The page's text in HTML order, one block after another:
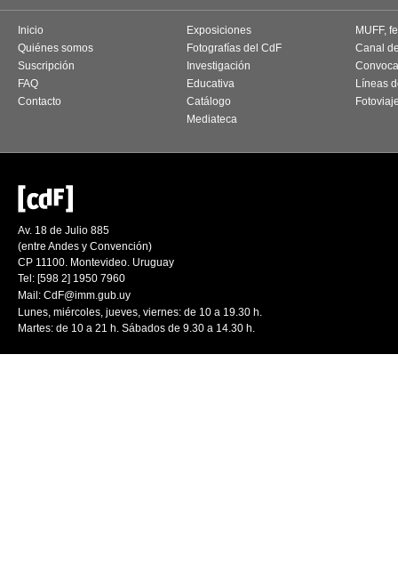
Inicio
Quiénes somos
Suscripción
FAQ
Contacto
Exposiciones
Fotografías del CdF
Investigación
Educativa
Catálogo
Mediateca
MUFF,
Canal
Líneas
Av. 18 de Julio 885
(entre Andes y Convención)
CP 11100. Montevideo. Uruguay
Tel: [598 2] 1950 7960
Mail: CdF@imm.gub.uy
Lunes, miércoles, jueves, viernes: de 10 a 19.30 h.
Martes: de 10 a 21 h. Sábados de 9.30 a 14.30 h.